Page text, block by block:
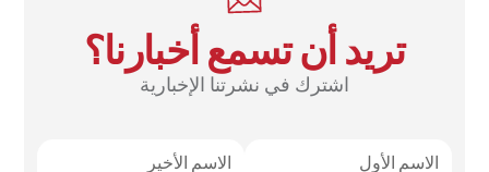
تريد أن تسمع أخبارنا؟
اشترك في نشرتنا الإخبارية